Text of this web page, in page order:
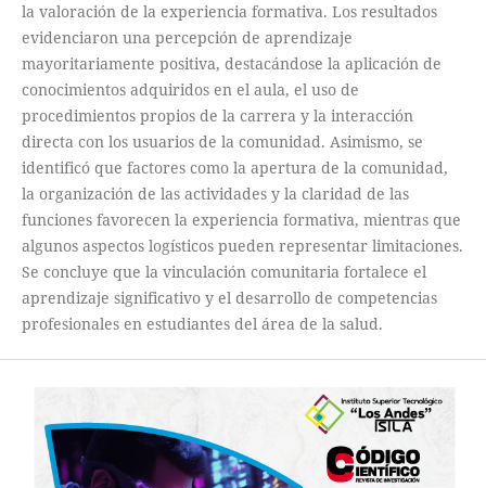
la valoración de la experiencia formativa. Los resultados
evidenciaron una percepción de aprendizaje
mayoritariamente positiva, destacándose la aplicación de
conocimientos adquiridos en el aula, el uso de
procedimientos propios de la carrera y la interacción
directa con los usuarios de la comunidad. Asimismo, se
identificó que factores como la apertura de la comunidad,
la organización de las actividades y la claridad de las
funciones favorecen la experiencia formativa, mientras que
algunos aspectos logísticos pueden representar limitaciones.
Se concluye que la vinculación comunitaria fortalece el
aprendizaje significativo y el desarrollo de competencias
profesionales en estudiantes del área de la salud.